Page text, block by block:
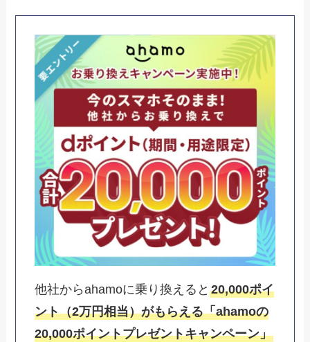
他社からahamoに乗り換えると20,000ポイ
ント（2万円相当）がもらえる「ahamoの
20,000ポイントプレゼントキャンペーン」